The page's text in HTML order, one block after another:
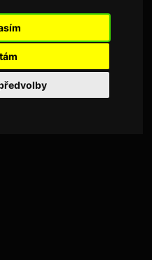
roky v Praze.